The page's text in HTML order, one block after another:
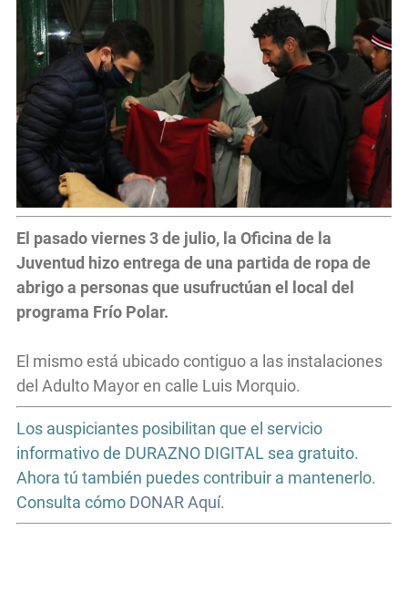
El pasado viernes 3 de julio, la Oficina de la
Juventud hizo entrega de una partida de ropa de
abrigo a personas que usufructúan el local del
programa Frío Polar.
El mismo está ubicado contiguo a las instalaciones
del Adulto Mayor en calle Luis Morquio.
Los auspiciantes posibilitan que el servicio
informativo de DURAZNO DIGITAL sea gratuito.
Ahora tú también puedes contribuir a mantenerlo.
Consulta cómo DONAR Aquí.